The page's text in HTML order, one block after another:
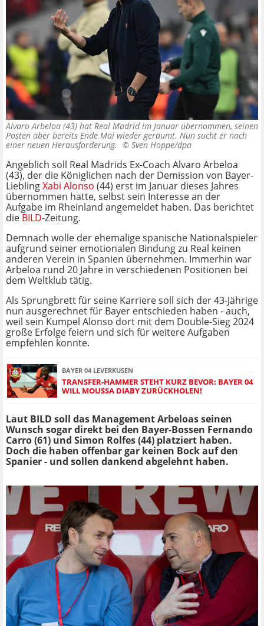
Alvaro Arbeloa (43) hat Real Madrid im Januar übernommen, seinen
Posten aber bereits Ende Mai wieder geräumt. Nun sucht er nach
einer neuen Herausforderung. © Sven Hoppe/dpa
Angeblich soll Real Madrids Ex-Coach Alvaro Arbeloa
(43), der die Königlichen nach der Demission von Bayer-
LieblingXabi Alonso (44) erst im Januar dieses Jahres
übernommen hatte, selbst sein Interesse an der
Aufgabe im Rheinland angemeldet haben. Das berichtet
die BILD-Zeitung.
Demnach wolle der ehemalige spanische Nationalspieler
aufgrund seiner emotionalen Bindung zu Real keinen
anderen Verein in Spanien übernehmen. Immerhin war
Arbeloa rund 20 Jahre in verschiedenen Positionen bei
dem Weltklub tätig.
Als Sprungbrett für seine Karriere soll sich der 43-Jährige
nun ausgerechnet für Bayer entschieden haben - auch,
weil sein Kumpel Alonso dort mit dem Double-Sieg 2024
große Erfolge feiern und sich für weitere Aufgaben
empfehlen konnte.
BAYER 04 LEVERKUSEN
TRANSFER-HAMMER STEHT KURZ BEVOR: BAYER 04
WILL MOUSSA DIABY ZURÜCKHOLEN!
Laut BILD soll das Management Arbeloas seinen
Wunsch sogar direkt bei den Bayer-Bossen Fernando
Carro (61) und Simon Rolfes (44) platziert haben.
Doch die haben offenbar gar keinen Bock auf den
Spanier - und sollen dankend abgelehnt haben.